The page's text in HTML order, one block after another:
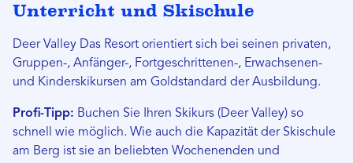
Unterricht und Skischule
Deer Valley Das Resort orientiert sich bei seinen privaten,
Gruppen-, Anfänger-, Fortgeschrittenen-, Erwachsenen-
und Kinderskikursen am Goldstandard der Ausbildung.
Profi-Tipp: Buchen Sie Ihren Skikurs (Deer Valley) so
schnell wie möglich. Wie auch die Kapazität der Skischule
am Berg ist sie an beliebten Wochenenden und